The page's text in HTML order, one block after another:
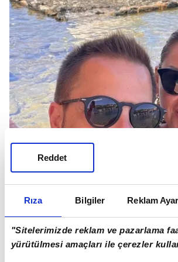
Rıza Bilgiler Reklam
"Sitelerimizde reklam ve pazarlama
yürütülmesi amaçları ile çerezler
Reddet
Atacan, "Son günlerde
Karım ve ben" ifadelerini kullandı.